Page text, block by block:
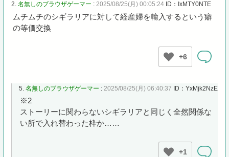
2. 名無しのブラウザゲーマー : 2025/08/25(月) 00:05:24 ID：IxMTY0NTE
ムチムチのシギラリアに対して経産婦を輸入するという癖
の等価交換
+6
5. 名無しのブラウザゲーマー : 2025/08/25(月) 06:40:37 ID：YxMjk2NzE
※2
ストーリーに関わらないシギラリアと同じく全然関係な
い所で入れ替わった枠か……
+1